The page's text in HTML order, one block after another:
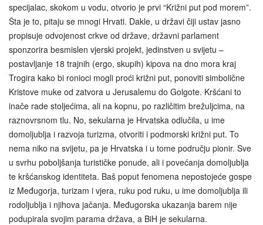
specijalac, skokom u vodu, otvorio je prvi “Križni put pod morem”.
Šta je to, pitaju se mnogi Hrvati. Dakle, u državi čiji ustav jasno
propisuje odvojenost crkve od države, državni parlament
sponzorira besmislen vjerski projekt, jedinstven u svijetu –
postavljanje 18 trajnih (ergo, skupih) kipova na dno mora kraj
Trogira kako bi ronioci mogli proći križni put, ponoviti simbolične
Kristove muke od zatvora u Jerusalemu do Golgote. Kršćani to
inače rade stoljećima, ali na kopnu, po različitim brežuljcima, na
raznovrsnom tlu. No, sekularna je Hrvatska odlučila, u ime
domoljublja i razvoja turizma, otvoriti i podmorski križni put. To
nema niko na svijetu, pa je Hrvatska i u tome području pionir. Sve
u svrhu poboljšanja turističke ponude, ali i povećanja domoljublja
te kršćanskog identiteta. Baš poput fenomena nepostojeće gospe
iz Međugorja, turizam i vjera, ruku pod ruku, u ime domoljublja ili
rodoljublja i njihova jačanja. Međugorska ukazanja barem nije
podupirala svojim parama država, a BiH je sekularna.